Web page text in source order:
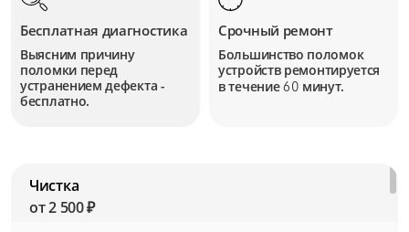
Бесплатная диагностика
Выясним причину
поломки перед
устранением дефекта -
бесплатно.
Срочный ремонт
Большинство поломок
устройств ремонтируется
в течение60 минут.
Чистка
от 2 500 ₽